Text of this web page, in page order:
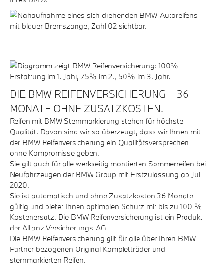
DIE BMW REIFENVERSICHERUNG – 36
MONATE OHNE ZUSATZKOSTEN.
Reifen mit BMW Sternmarkierung stehen für höchste
Qualität. Davon sind wir so überzeugt, dass wir Ihnen mit
der BMW Reifenversicherung ein Qualitätsversprechen
ohne Kompromisse geben.
Sie gilt auch für alle werkseitig montierten Sommerreifen bei
Neufahrzeugen der BMW Group mit Erstzulassung ab Juli
2020.
Sie ist automatisch und ohne Zusatzkosten 36 Monate
gültig und bietet Ihnen optimalen Schutz mit bis zu 100 %
Kostenersatz. Die BMW Reifenversicherung ist ein Produkt
der Allianz Versicherungs-AG.
Die BMW Reifenversicherung gilt für alle über Ihren BMW
Partner bezogenen Original Kompletträder und
sternmarkierten Reifen.